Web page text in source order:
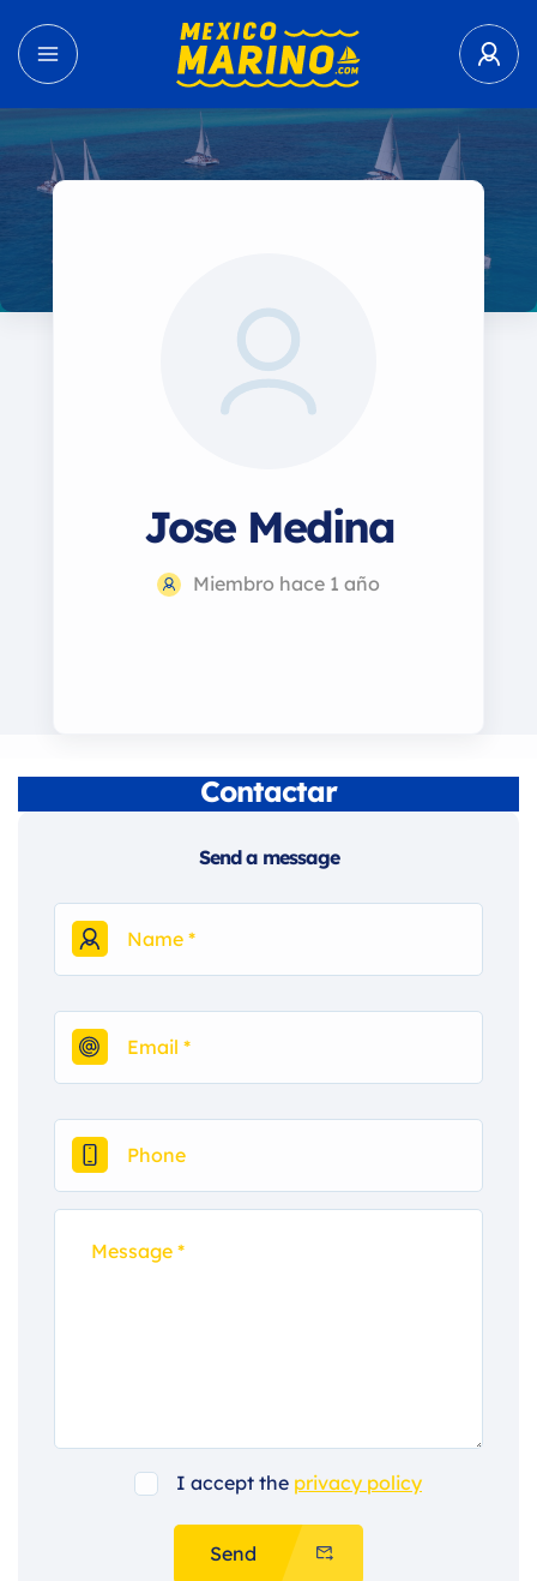
Jose Medina
Miembro hace 1 año
Contactar
Send a message
I accept the privacy policy
Send